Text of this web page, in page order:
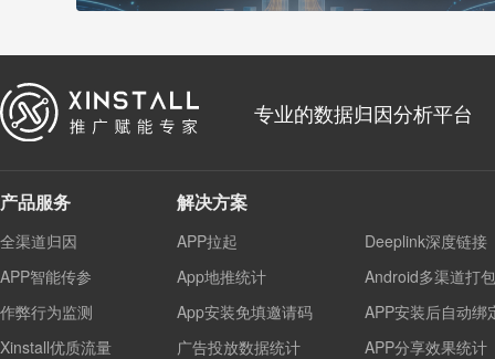
专业的数据归因分析平台
产品服务
全渠道归因
APP智能传参
作弊行为监测
Xinstall优质流量
解决方案
APP拉起
Deeplink深度链接
App地推统计
Android多渠道打包
App安装免填邀请码
APP安装后自动绑
广告投放数据统计
APP分享效果统计